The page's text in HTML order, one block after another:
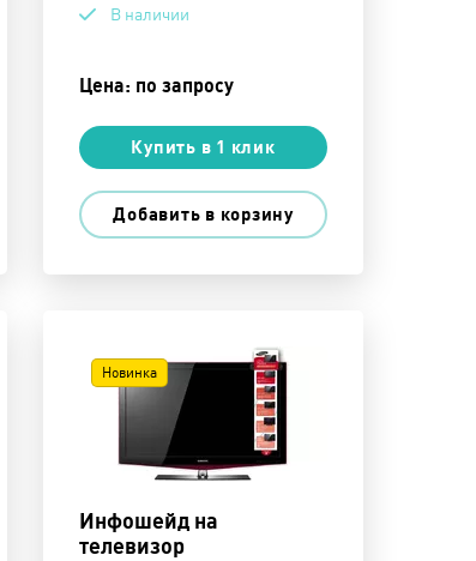
В наличии
Цена: по запросу
Купить в 1 клик
Добавить в корзину
Инфошейд на
телевизор
Новинка